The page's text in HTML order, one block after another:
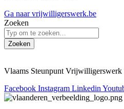
Ga naar vrijwilligerswerk.be
Zoeken
Zoeken
Vlaams Steunpunt
Facebook Instagram Linkedin